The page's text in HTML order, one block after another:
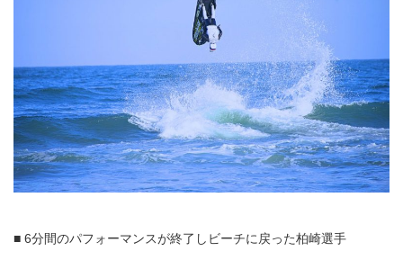
■ 6分間のパフォーマンスが終了しビーチに戻った柏崎選手